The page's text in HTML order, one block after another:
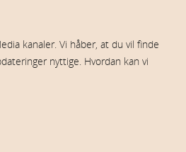
kanaler. Vi håber, at du vil finde
nyttige. Hvordan kan vi